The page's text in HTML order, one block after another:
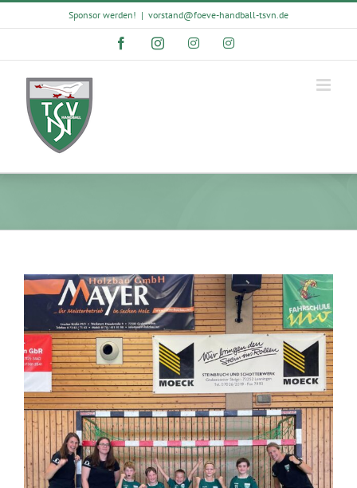
Skip
Sponsor werden! | vorstand@foeve-handball-tsvn.de
FacebookInstagramInstagramInstagram
View
Larger
Image